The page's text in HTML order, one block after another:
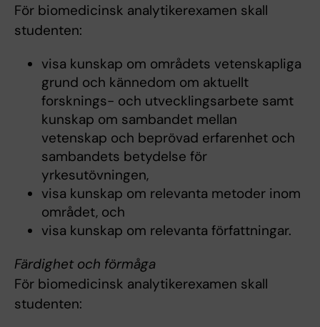
För biomedicinsk analytikerexamen skall
studenten:
visa kunskap om områdets vetenskapliga
grund och kännedom om aktuellt
forsknings- och utvecklingsarbete samt
kunskap om sambandet mellan
vetenskap och beprövad erfarenhet och
sambandets betydelse för
yrkesutövningen,
visa kunskap om relevanta metoder inom
området, och
visa kunskap om relevanta författningar.
Färdighet och förmåga
För biomedicinsk analytikerexamen skall
studenten: